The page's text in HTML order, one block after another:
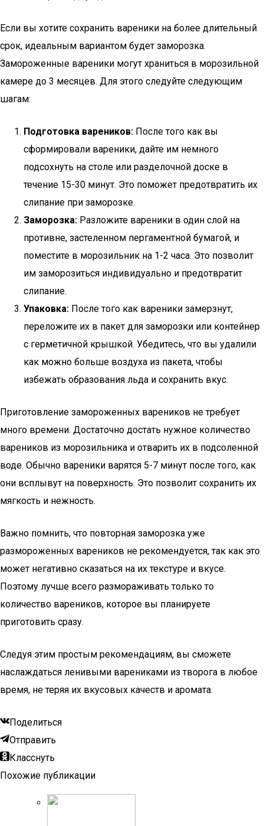
Если вы хотите сохранить вареники на более длительный
срок, идеальным вариантом будет заморозка.
Замороженные вареники могут храниться в морозильной
камере до 3 месяцев. Для этого следуйте следующим
шагам:
Подготовка вареников: После того как вы
сформировали вареники, дайте им немного
подсохнуть на столе или разделочной доске в
течение 15-30 минут. Это поможет предотвратить их
слипание при заморозке.
Заморозка: Разложите вареники в один слой на
противне, застеленном пергаментной бумагой, и
поместите в морозильник на 1-2 часа. Это позволит
им заморозиться индивидуально и предотвратит
слипание.
Упаковка: После того как вареники замерзнут,
переложите их в пакет для заморозки или контейнер
с герметичной крышкой. Убедитесь, что вы удалили
как можно больше воздуха из пакета, чтобы
избежать образования льда и сохранить вкус.
Приготовление замороженных вареников не требует
много времени. Достаточно достать нужное количество
вареников из морозильника и отварить их в подсоленной
воде. Обычно вареники варятся 5-7 минут после того, как
они всплывут на поверхность. Это позволит сохранить их
мягкость и нежность.
Важно помнить, что повторная заморозка уже
размороженных вареников не рекомендуется, так как это
может негативно сказаться на их текстуре и вкусе.
Поэтому лучше всего размораживать только то
количество вареников, которое вы планируете
приготовить сразу.
Следуя этим простым рекомендациям, вы сможете
наслаждаться ленивыми варениками из творога в любое
время, не теряя их вкусовых качеств и аромата.
Поделиться
Отправить
Класснуть
Похожие публикации